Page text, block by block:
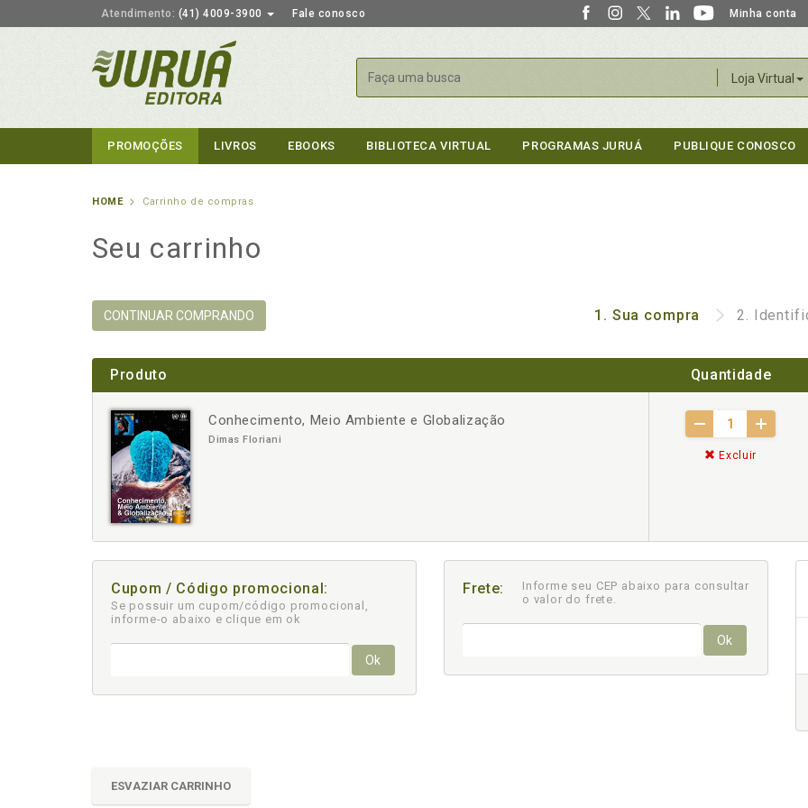
Atendimento: (41) 4009-3900 Fale conosco Minha conta
Loja Virtual
Buscar
PROMOÇÕES LIVROS EBOOKS BIBLIOTECA VIRTUAL PROGRAMAS JURUÁ PUBLIQUE CONOSCO
HOME Carrinho de compras
Seu carrinho
CONTINUAR COMPRANDO 1. Sua compra 2.
Produto Quantidade
Conhecimento, Meio Ambiente e Globalização
Dimas Floriani
- +
Excluir
Cupom / Código promocional:
Se possuir um cupom/código promocional,
informe-o abaixo e clique em ok
Ok
Frete:
Informe seu CEP abaixo para consultar
o valor do frete.
Ok
ESVAZIAR CARRINHO